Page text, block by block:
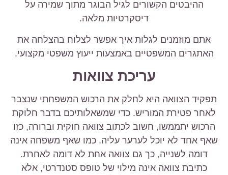
ההיבטים הקשורים לגיל הבוגר מתוך שמירה על
דיסקרטיות מלאה.
אתם מוזמנים לגלות איך אפשר לצלוח בהצלחה את
האתגרים המשפטיים באמצעות ייעוץ משפטי מקצועי.
עריכת צוואות
תפקיד הצוואה היא לחלק את הרכוש המשפחתי שנצבר
לאחר פטירת המוריש. כדי שמשאלותיכם בדבר חלוקת
הרכוש יתממשו, חשוב לכתוב צוואה חוקית וברורה, כזו
שאף אחד לא יוכל לערער עליה. כמו שאף משפחה אינה
דומה לשנייה, כך גם צוואה אחת לא דומה לאחרת.
כתיבת צוואה אינה מילוי של טופס סטנדרטי, אלא